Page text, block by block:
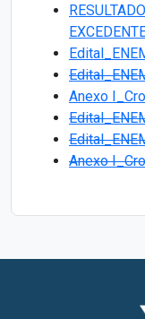
Anexo
Anexo